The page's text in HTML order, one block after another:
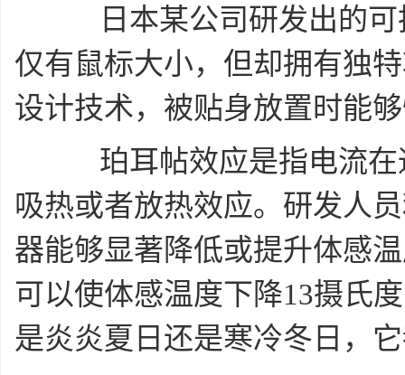
日本某公司研发出的可
仅有鼠标大小，但却拥有独
设计技术，被贴身放置时能
珀耳帖效应是指电流在
吸热或者放热效应。研发人
器能够显著降低或提升体感
可以使体感温度下降13摄氏
是炎炎夏日还是寒冷冬日，